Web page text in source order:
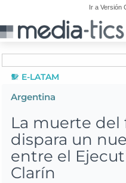
Ir a Versión
E-LATAM
Argentina
La muerte del
dispara un
entre el
Clarín